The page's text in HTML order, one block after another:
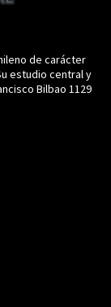
de carácter
estudio central y
Bilbao 1129